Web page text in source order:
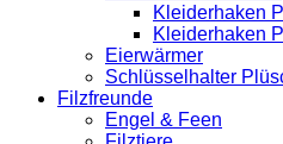
Kleiderhaken
Kleiderhaken
Eierwärmer
Schlüsselhalter
Filzfreunde
Engel & Feen